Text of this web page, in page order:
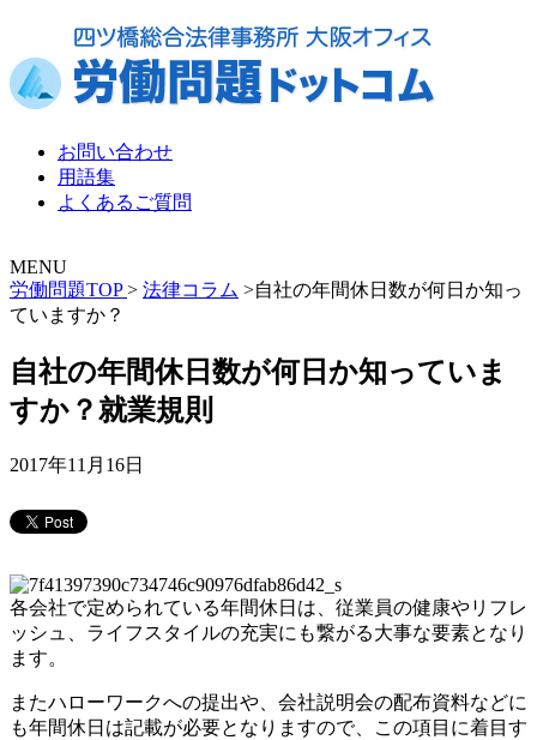
お問い合わせ
用語集
よくあるご質問
MENU
労働問題TOP> 法律コラム >自社の年間休日数が何日か知っ
ていますか？
自社の年間休日数が何日か知っていま
すか？就業規則
2017年11月16日
各会社で定められている年間休日は、従業員の健康やリフレ
ッシュ、ライフスタイルの充実にも繋がる大事な要素となり
ます。
またハローワークへの提出や、会社説明会の配布資料などに
も年間休日は記載が必要となりますので、この項目に着目す